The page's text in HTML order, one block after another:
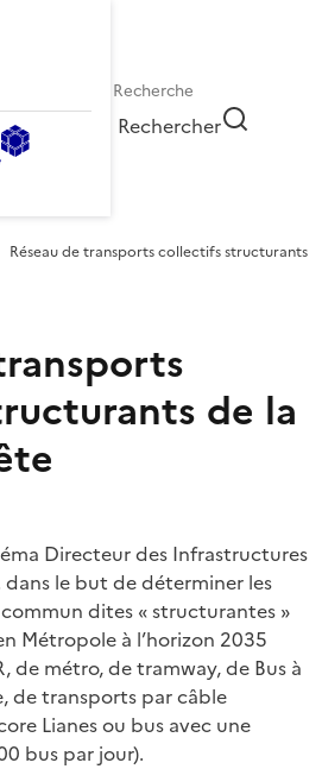
Rechercher
Réseau de transports collectifs structurants
de la
Directeur des Infrastructures
dans le but de déterminer les
dites « structurantes »
Métropole à l’horizon 2035
de métro, de tramway, de Bus à
de transports par câble
Lianes ou bus avec une
bus par jour).